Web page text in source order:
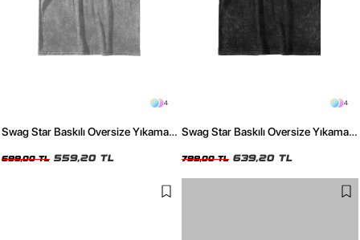
4
Swag Star Baskılı Oversize Yıkamalı
699,00 TL 559,20 TL
4
Swag Star Baskılı Oversize Yıkamalı
799,00 TL 639,20 TL